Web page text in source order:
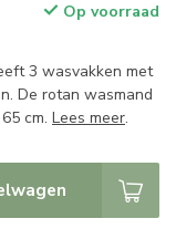
Op voorraad
3 wasvakken met
De rotan wasmand
cm. Lees meer.